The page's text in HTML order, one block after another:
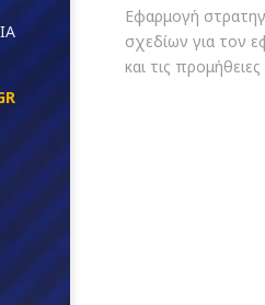
Εφαρμογή
σχεδίων για τον
και τις προμήθειες